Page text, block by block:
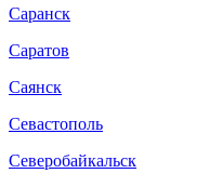
Саранск
Саратов
Саянск
Севастополь
Северобайкальск